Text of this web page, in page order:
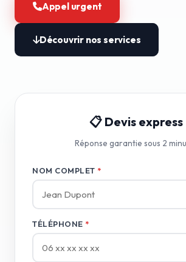
Appel urgent
Découvrir nos services
📋 Devis express
Réponse garantie sous 2
NOM COMPLET *
TÉLÉPHONE *